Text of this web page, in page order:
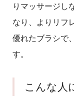
りマッサージし
なり、よりリフ
優れたブラシで
す。
こんな人